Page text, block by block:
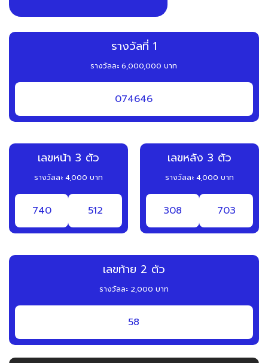
รางวัลที่ 1
รางวัลละ 6,000,000 บาท
074646
เลขท้าย 2 ตัว
รางวัลละ 2,000 บาท
58
เลขหน้า 3 ตัว
รางวัลละ 4,000 บาท
740 512
เลขหลัง 3 ตัว
รางวัลละ 4,000 บาท
308 703